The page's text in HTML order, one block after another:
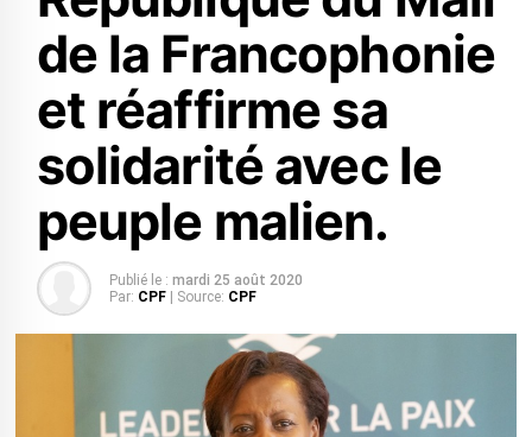
de la Francophonie
et réaffirme sa
solidarité avec le
peuple malien.
Publié le : mardi 25 août 2020
Par: CPF | Source: CPF